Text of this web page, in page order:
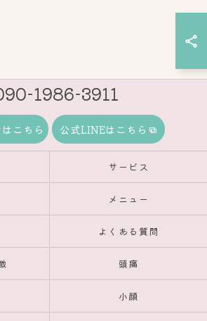
1986-3911
こちら 公式LINEはこちら
サービス
メニュー
よくある質問
頭痛
小顔